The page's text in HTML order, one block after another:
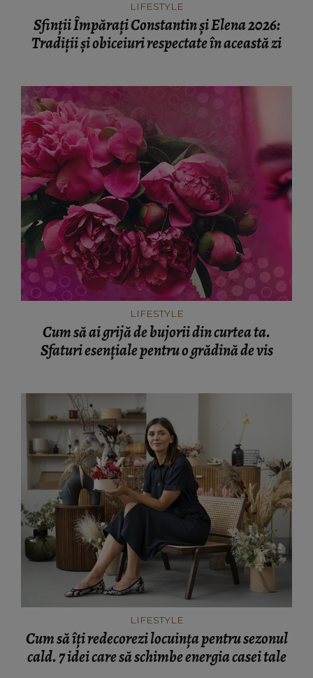
LIFESTYLE
Sfinții Împărați Constantin și Elena 2026:
Tradiții și obiceiuri respectate în această zi
LIFESTYLE
Cum să ai grijă de bujorii din curtea ta.
Sfaturi esențiale pentru o grădină de vis
LIFESTYLE
Cum să îți redecorezi locuința pentru sezonul
cald. 7 idei care să schimbe energia casei tale